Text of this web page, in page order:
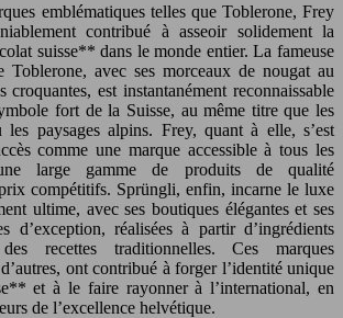
emblématiques telles que Toblerone, Frey
contribué à asseoir solidement la
suisse** dans le monde entier. La fameuse
Toblerone, avec ses morceaux de nougat au
croquantes, est instantanément reconnaissable
fort de la Suisse, au même titre que les
paysages alpins. Frey, quant à elle, s’est
comme une marque accessible à tous les
large gamme de produits de qualité
compétitifs. Sprüngli, enfin, incarne le luxe
ultime, avec ses boutiques élégantes et ses
d’exception, réalisées à partir d’ingrédients
recettes traditionnelles. Ces marques
ont contribué à forger l’identité unique
et à le faire rayonner à l’international, en
de l’excellence helvétique.